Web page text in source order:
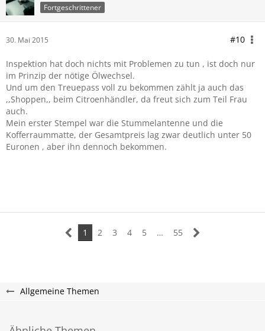
Fortgeschrittener
30. Mai 2015 #10
Inspektion hat doch nichts mit Problemen zu tun , ist doch nur
im Prinzip der nötige Ölwechsel.
Und um den Treuepass voll zu bekommen zählt ja auch das
,,Shoppen,, beim Citroenhändler, da freut sich zum Teil Frau
auch.
Mein erster Stempel war die Stummelantenne und die
Kofferraummatte, der Gesamtpreis lag zwar deutlich unter 50
Euronen , aber ihn dennoch bekommen.
1 2 3 4 5 … 55
Allgemeine Themen